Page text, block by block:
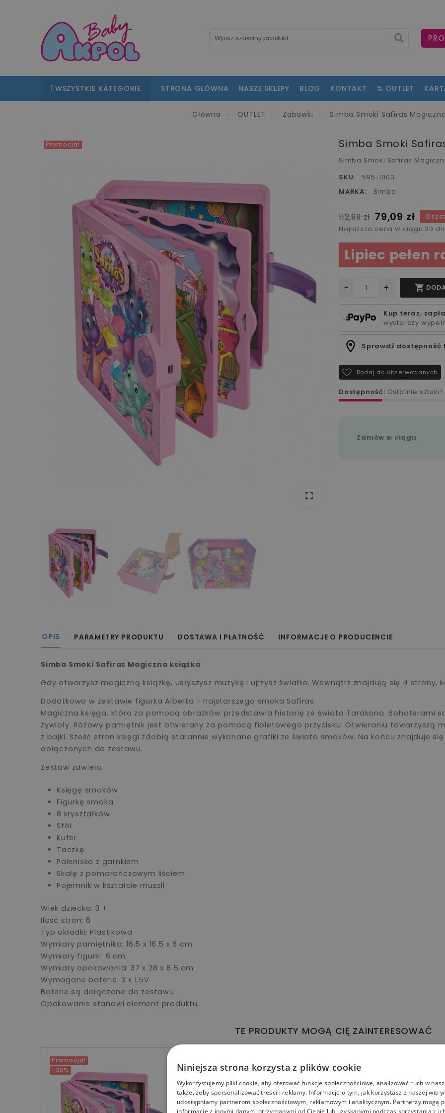
WSZYSTKIE KATEGORIE STRONA GŁÓWNA NASZE SKLEPY BLOG KONTAKT % OUTLET
Główna OUTLET Zabawki Simba Smoki Safiras
Promocja!
fullscreen
fullscreen
Simba Smoki
Simba Smoki Safiras
SKU:
595-1003
MARKA:
Simba
112,99 zł 79,09 zł
Najniższa cena w ciągu 30
Lipiec pełen
- + 
Kup teraz,
wystarczy
Sprawdź
Dodaj do obserwowanych
Dostępność: Ostatnie sztuki!
Zamów w ciągu
OPIS PARAMETRY PRODUKTU DOSTAWA I PŁATNOŚĆ INFORMACJE O PRODUCENCIE
Simba Smoki Safiras Magiczna książka
Gdy otworzysz magiczną książkę, usłyszysz muzykę i ujrzysz światło. Wewnątrz znajdują się 4 strony,
Dodatkowo w zestawie figurka Alberta - najstarszego smoka Safiras.
Magiczna księga, która za pomocą obrazków przedstawia historię ze świata Tarakona. Bohaterami
żywioły. Różowy pamiętnik jest otwierany za pomocą fioletowego przycisku. Otwieraniu towarzyszą
z bajki. Sześć stron księgi zdobią starannie wykonane grafiki ze świata smoków. Na końcu znajduje
dołączonych do zestawu.
Zestaw zawiera:
Księgę smoków
Figurkę smoka
8 kryształków
Stół
Kufer
Taczkę
Palenisko z garnkiem
Skałę z pomarańczowym liściem
Pojemnik w kształcie muszli
Wiek dziecka: 3 +
Ilość stron: 6
Typ okładki: Plastikowa
Wymiary pamiętnika: 16.5 x 16.5 x 6 cm
Wymiary figurki: 6 cm
Wymiary opakowania: 37 x 28 x 8.5 cm
Wymagane baterie: 3 x 1,5V
Baterie są dołączone do zestawu
Opakowanie stanowi element produktu.
TE PRODUKTY MOGĄ CIĘ ZAINTERESOWAĆ
Promocja!
-30%
Niniejsza strona korzysta z plików cookie
Wykorzystujemy pliki cookie, aby oferować funkcje społecznościowe, analizować ruch w
także, żeby spersonalizować treści i reklamy. Informacje o tym, jak korzystasz z naszej
udostępniamy partnerom społecznościowym, reklamowym i analitycznym. Partnerzy mogą
informacje z innymi danymi otrzymanymi od Ciebie lub uzyskanymi podczas korzystania z